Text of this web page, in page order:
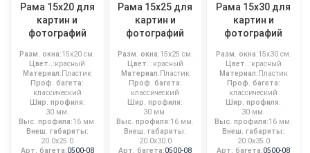
Рама 15x20 для
картин и
фотографий
Разм. окна:15x20 см.
Цвет..:красный
Материал:Пластик
Проф. багета:
классический
Шир. профиля:
30 мм.
Выс. профиля:16 мм.
Внеш. габариты:
20.0x25.0
Арт. багета:0500-08
Рама 15x25 для
картин и
фотографий
Разм. окна:15x25 см.
Цвет..:красный
Материал:Пластик
Проф. багета:
классический
Шир. профиля:
30 мм.
Выс. профиля:16 мм.
Внеш. габариты:
20.0x30.0
Арт. багета:0500-08
Рама 15x30 для
картин и
фотографий
Разм. окна:15x30 см.
Цвет..:красный
Материал:Пластик
Проф. багета:
классический
Шир. профиля:
30 мм.
Выс. профиля:16 мм.
Внеш. габариты:
20.0x35.0
Арт. багета:0500-08